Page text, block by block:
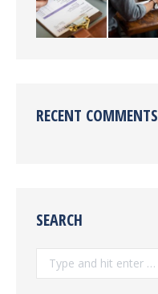
RECENT COMMENTS
SEARCH
Search: